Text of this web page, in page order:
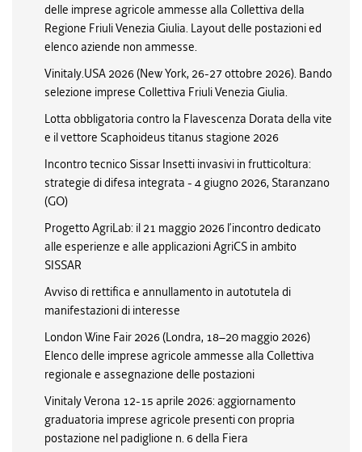
delle imprese agricole ammesse alla Collettiva della
Regione Friuli Venezia Giulia. Layout delle postazioni ed
elenco aziende non ammesse.
Vinitaly.USA 2026 (New York, 26-27 ottobre 2026). Bando
selezione imprese Collettiva Friuli Venezia Giulia.
Lotta obbligatoria contro la Flavescenza Dorata della vite
e il vettore Scaphoideus titanus stagione 2026
Incontro tecnico Sissar Insetti invasivi in frutticoltura:
strategie di difesa integrata - 4 giugno 2026, Staranzano
(GO)
Progetto AgriLab: il 21 maggio 2026 l’incontro dedicato
alle esperienze e alle applicazioni AgriCS in ambito
SISSAR
Avviso di rettifica e annullamento in autotutela di
manifestazioni di interesse
London Wine Fair 2026 (Londra, 18–20 maggio 2026)
Elenco delle imprese agricole ammesse alla Collettiva
regionale e assegnazione delle postazioni
Vinitaly Verona 12-15 aprile 2026: aggiornamento
graduatoria imprese agricole presenti con propria
postazione nel padiglione n. 6 della Fiera